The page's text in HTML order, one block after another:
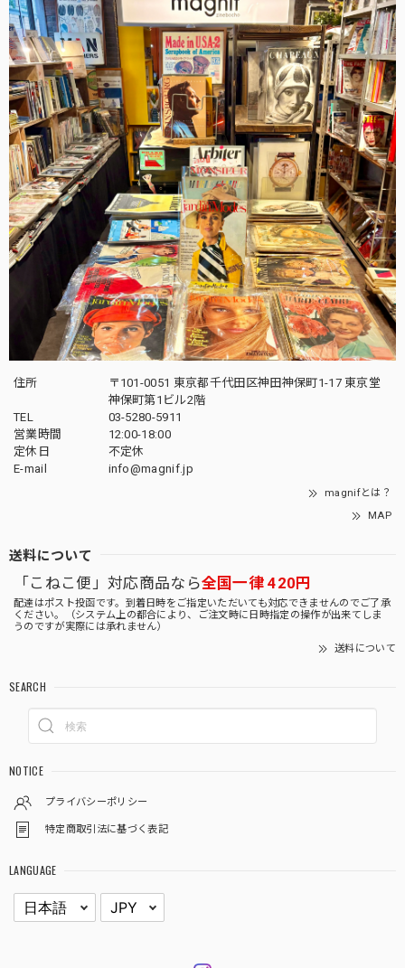
住所
〒101-0051 東京都千代田区神田神保町1-17 東京堂
神保町第1ビル2階
TEL
03-5280-5911
営業時間
12:00-18:00
定休日
不定休
E-mail
info@magnif.jp
magnifとは？
MAP
送料について
「こねこ便」対応商品なら全国一律 420円
配達はポスト投函です。到着日時をご指定いただいても対応できませんのでご了承
ください。（システム上の都合により、ご注文時に日時指定の操作が出来てしま
うのですが実際には承れません）
送料について
SEARCH
NOTICE
プライバシーポリシー
特定商取引法に基づく表記
LANGUAGE